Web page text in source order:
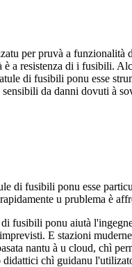
per pruvà a
a resistenza di i fusibili.
di fusibili ponu esse
da danni dovuti à
di fusibili ponu esse
u prublema è
fusibili ponu aiutà
E stazioni
nantu à u cloud, chì
chì guidanu